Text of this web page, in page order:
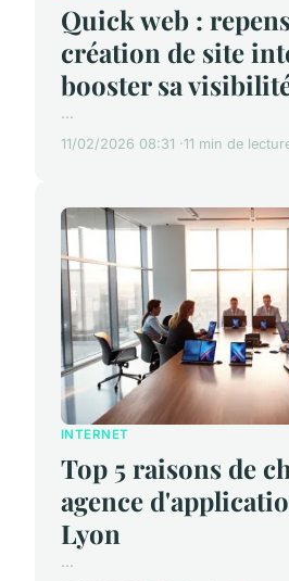
Quick web :
création de site
booster sa
...
11/02/2026 08:31 11 min de
INTERNET
Top 5 raisons de
agence
Lyon
...